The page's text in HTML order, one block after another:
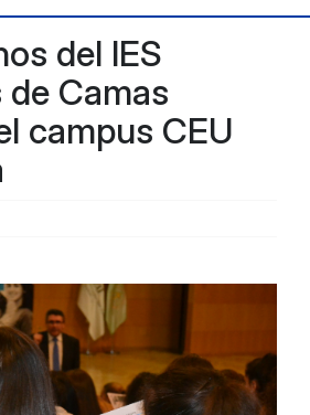
del IES
Camas
campus CEU